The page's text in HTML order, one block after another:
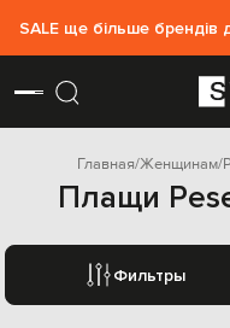
SALE ще більше брендів
Главная Женщинам
Плащи
Фильтры